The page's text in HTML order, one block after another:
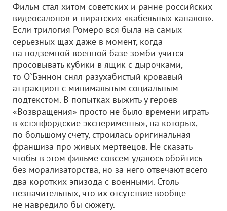
Фильм стал хитом советских и ранне-российских
видеосалонов и пиратских «кабельных каналов».
Если трилогия Ромеро вся была на самых
серьезных щах даже в момент, когда
на подземной военной базе зомби учится
просовывать кубики в ящик с дырочками,
то О`Бэннон снял разухабистый кровавый
аттракцион с минимальным социальным
подтекстом. В попытках выжить у героев
«Возвращения» просто не было времени играть
в «стэнфордские эксперименты», на которых,
по большому счету, строилась оригинальная
франшиза про живых мертвецов. Не сказать
чтобы в этом фильме совсем удалось обойтись
без морализаторства, но за него отвечают всего
два коротких эпизода с военными. Столь
незначительных, что их отсутствие вообще
не навредило бы сюжету.